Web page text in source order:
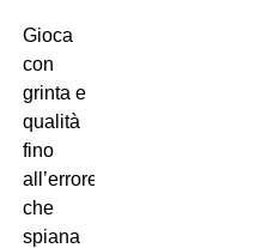
Gioca
con
grinta e
qualità
fino
all’errore
che
spiana